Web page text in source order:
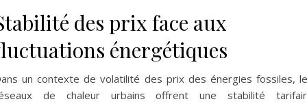
des prix face aux
énergétiques
un contexte de volatilité des prix des énergies fossiles,
de chaleur urbains offrent une stabilité